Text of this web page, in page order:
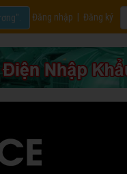
Đăng nhập Đăng ký